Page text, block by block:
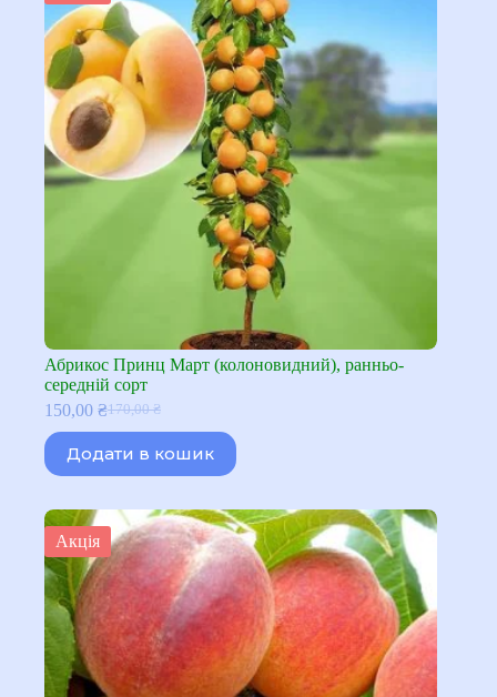
Абрикос Принц Март (колоновидний), ранньо-
середній сорт
170,00₴
Оригінальна
ціна:
170,00 ₴.
150,00 ₴Поточна
ціна:
150,00 ₴.
Додати в кошик
Акція